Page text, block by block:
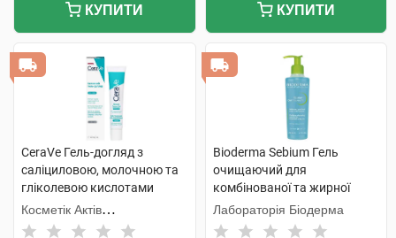
КУПИТИ КУПИТИ
CeraVe Гель-догляд з
саліциловою, молочною та
гліколевою кислотами
проти недосконалостей
шкіри обличчя 40 мл 1 туба
Косметік Актів
Інтернаціональ
Bioderma Sebium Гель
очищаючий для
комбінованої та жирної
шкіри 200 мл 1 флакон
Лабораторія Біодерма